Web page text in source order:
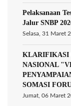
Pelaksanaan
Jalur SNBP
Selasa, 31 Maret
KLARIFIKASI
NASIONAL
SOMASI
Jumat, 06 Maret